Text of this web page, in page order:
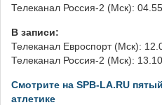
Телеканал Россия-2 (Мск):
В записи:
Телеканал Евроспорт (Мск):
Телеканал Россия-2 (Мск):
Смотрите на SPB-LA.RU
атлетике